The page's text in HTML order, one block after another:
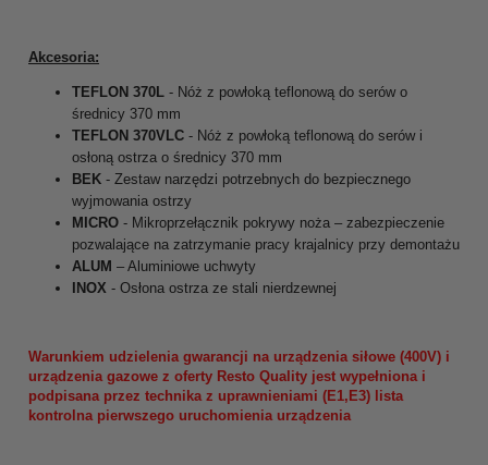
Akcesoria:
TEFLON 370L - Nóż z powłoką teflonową do serów o
średnicy 370 mm
TEFLON 370VLC - Nóż z powłoką teflonową do serów i
osłoną ostrza o średnicy 370 mm
BEK - Zestaw narzędzi potrzebnych do bezpiecznego
wyjmowania ostrzy
MICRO - Mikroprzełącznik pokrywy noża – zabezpieczenie
pozwalające na zatrzymanie pracy krajalnicy przy demontażu
ALUM – Aluminiowe uchwyty
INOX - Osłona ostrza ze stali nierdzewnej
Warunkiem udzielenia gwarancji na urządzenia siłowe (400V) i
urządzenia gazowe z oferty Resto Quality jest wypełniona i
podpisana przez technika z uprawnieniami (E1,E3) lista
kontrolna pierwszego uruchomienia urządzenia